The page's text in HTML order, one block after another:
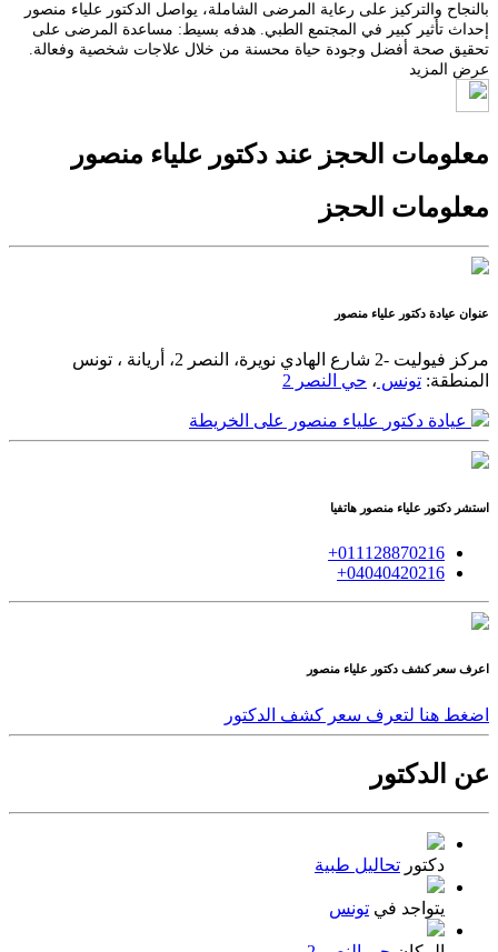
بالنجاح والتركيز على رعاية المرضى الشاملة، يواصل الدكتور علياء منصور
إحداث تأثير كبير في المجتمع الطبي. هدفه بسيط: مساعدة المرضى على
تحقيق صحة أفضل وجودة حياة محسنة من خلال علاجات شخصية وفعالة.
عرض المزيد
معلومات الحجز عند دكتور علياء منصور
معلومات الحجز
عنوان عيادة دكتور علياء منصور
مركز فيوليت -2 شارع الهادي نويرة، النصر 2، أريانة ، تونس
المنطقة: تونس ، حي النصر 2
عيادة دكتور علياء منصور على الخريطة
استشر دكتور علياء منصور هاتفيا
011128870216+
04040420216+
اعرف سعر كشف دكتور علياء منصور
اضغط هنا لتعرف سعر كشف الدكتور
عن الدكتور
دكتور تحاليل طبية
يتواجد في تونس